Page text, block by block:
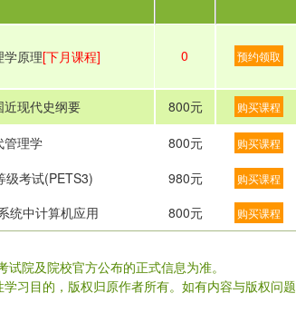
原理[下月课程] 0 预约领取
现代史纲要 800元 购买课程
管理学 800元 购买课程
级考试(PETS3) 980元 购买课程
统中计算机应用 800元 购买课程
院及院校官方公布的正式信息为准。
习目的，版权归原作者所有。如有内容与版权问题